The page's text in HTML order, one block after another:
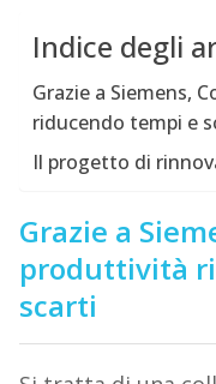
Indice degli
Grazie a Siemens,
riducendo tempi e
Il progetto di
Grazie a
produttività
scarti